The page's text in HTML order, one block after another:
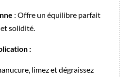
: Offre un équilibre parfait
solidité.
:
limez et dégraissez